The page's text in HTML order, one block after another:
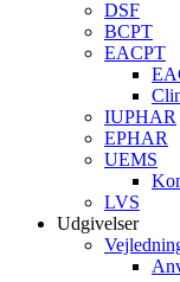
DSF
BCPT
EACPT
IUPHAR
EPHAR
UEMS
LVS
Udgivelser